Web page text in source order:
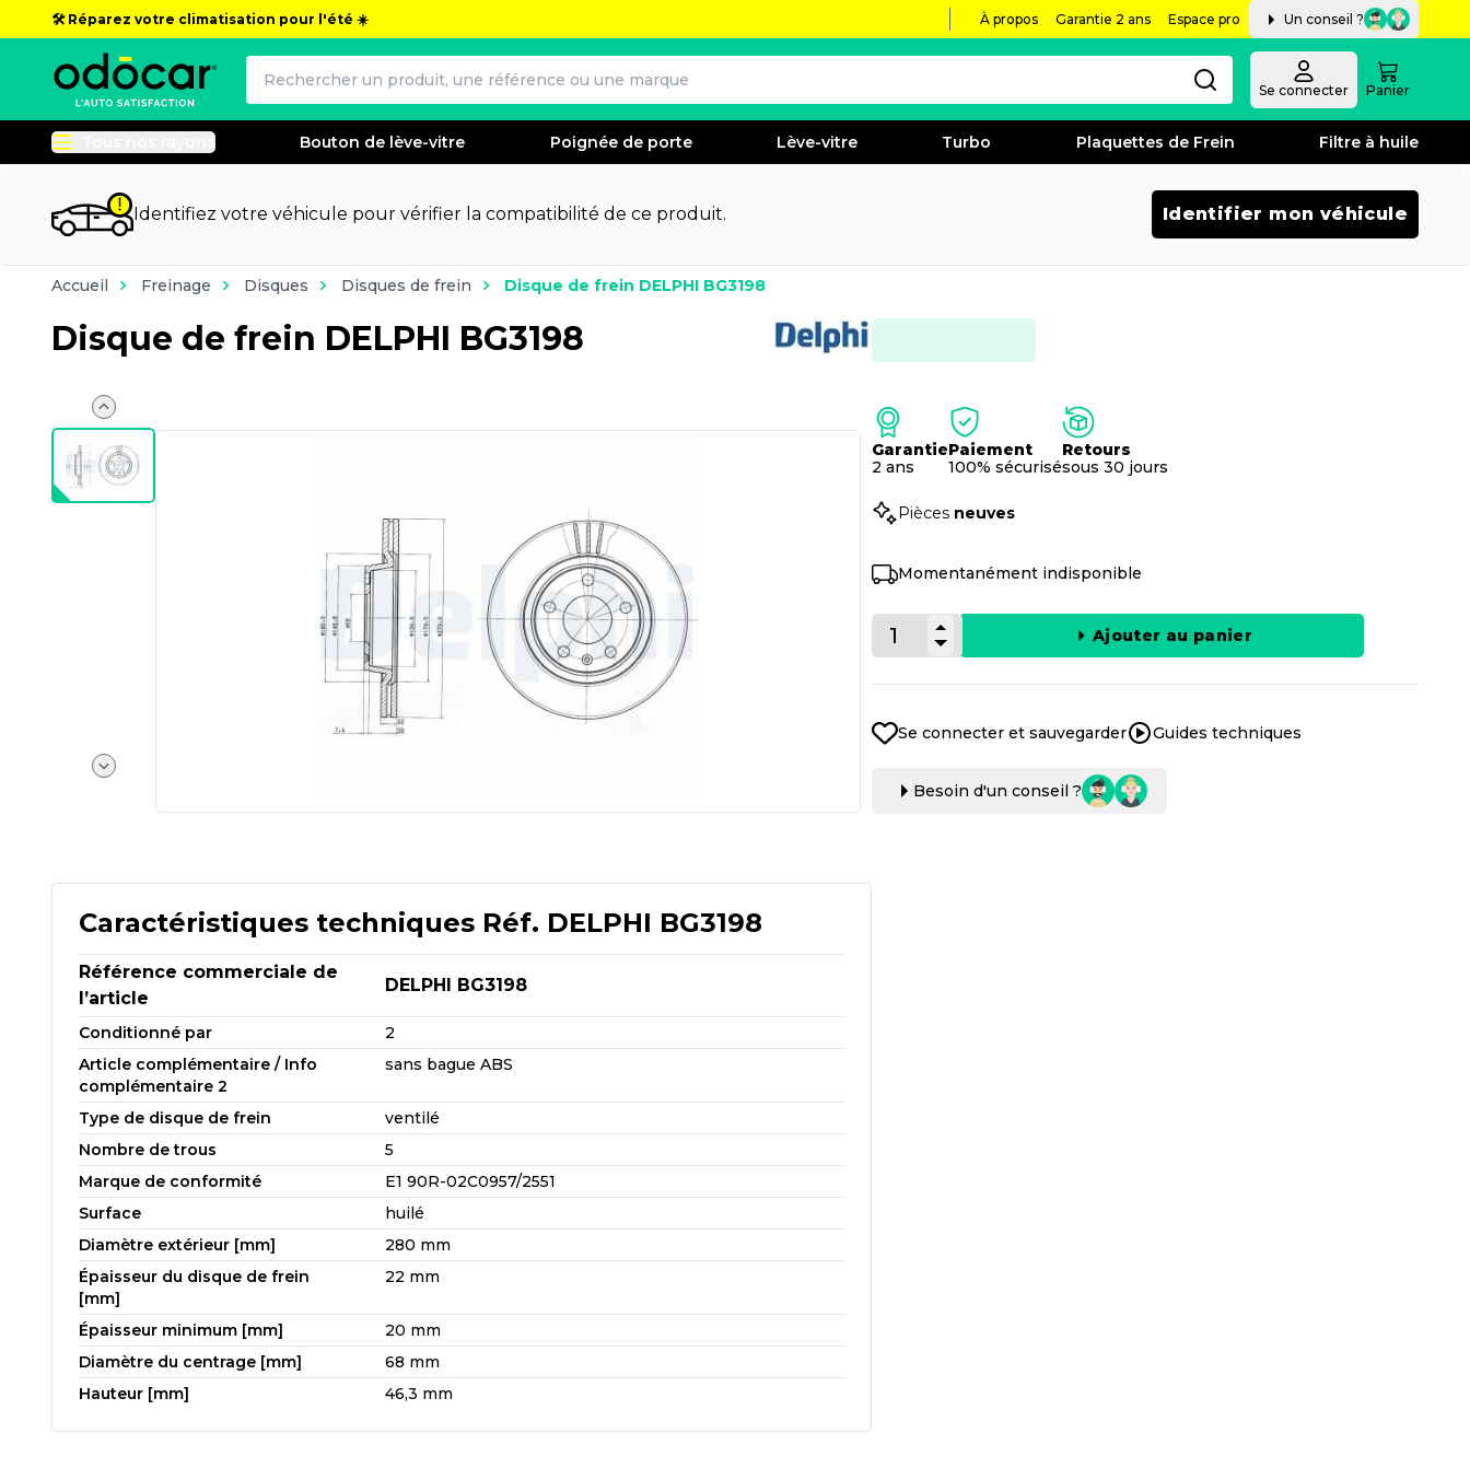
🛠️ Réparez votre climatisation pour l'été ☀️ À propos Garantie 2 ans Espace pro Un conseil ?
Se connecter Panier
Tous nos rayons Bouton de lève-vitre Poignée de porte Lève-vitre Turbo Plaquettes de Frein Filtre à huile
Identifiez votre véhicule pour vérifier la compatibilité de ce produit. Identifier mon véhicule
Accueil Freinage Disques Disques de frein Disque de frein DELPHI BG3198
Disque de frein DELPHI BG3198
Caractéristiques techniques Réf. DELPHI BG3198
Référence commerciale de
l’article
DELPHI BG3198
Conditionné par
2
Article complémentaire / Info
complémentaire 2
sans bague ABS
Type de disque de frein
ventilé
Nombre de trous
5
Marque de conformité
E1 90R-02C0957/2551
Surface
huilé
Diamètre extérieur [mm]
280 mm
Épaisseur du disque de frein
[mm]
22 mm
Épaisseur minimum [mm]
20 mm
Diamètre du centrage [mm]
68 mm
Hauteur [mm]
46,3 mm
Garantie
2 ans
Paiement
100% sécurisé
Retours
sous 30 jours
Pièces neuves
Momentanément indisponible
Ajouter au panier
Se connecter et sauvegarder Guides techniques
Besoin d'un conseil ?